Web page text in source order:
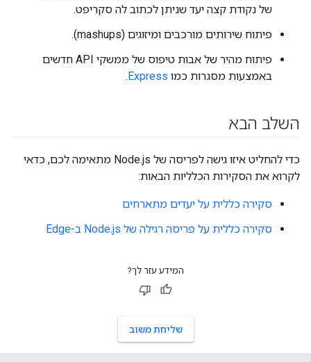
של נקודת קצה יעד שניתן לכתוב לה סקריפט.
פיתוח שירותים מורכבים ומיזוגים (mashups).
פיתוח מהיר של אבות טיפוס של ממשקי API חדשים
באמצעות מסגרות כמו Express
.
השלב הבא
כדי להחליט איזו גישה לפריסה של Node.js מתאימה לכם, כדאי
לקרוא את הסקירות הכלליות הבאות:
סקירה כללית על יעדים מתארחים
סקירה כללית על פריסה רגילה של Node.js ב-Edge
המידע עזר לך?
שליחת משוב